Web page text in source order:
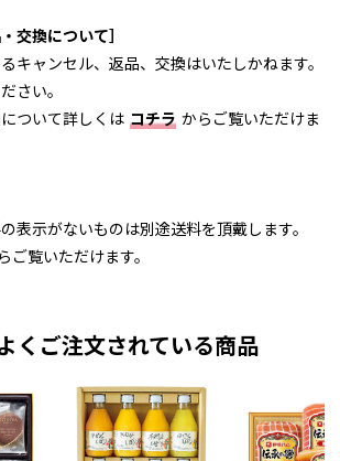
交換について］
キャンセル、返品、交換はいたしかねます。
さい。
ついて詳しくは コチラ からご覧いただけま
表示がないものは別途送料を頂戴します。
ご覧いただけます。
くご注文されている商品